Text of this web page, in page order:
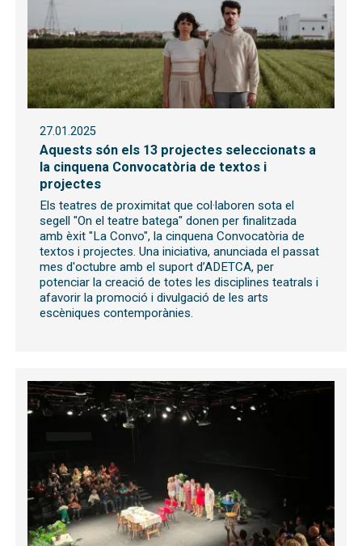
27.01.2025
Aquests són els 13 projectes seleccionats a
la cinquena Convocatòria de textos i
projectes
Els teatres de proximitat que col·laboren sota el
segell "On el teatre batega" donen per finalitzada
amb èxit "La Convo", la cinquena Convocatòria de
textos i projectes. Una iniciativa, anunciada el passat
mes d'octubre amb el suport d’ADETCA, per
potenciar la creació de totes les disciplines teatrals i
afavorir la promoció i divulgació de les arts
escèniques contemporànies.